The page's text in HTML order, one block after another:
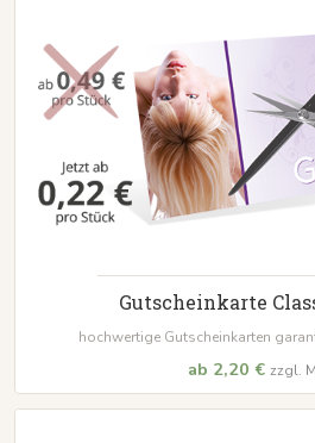
Gutscheinkarte
hochwertige Gutscheinkarten
ab 2,20 € zzgl.